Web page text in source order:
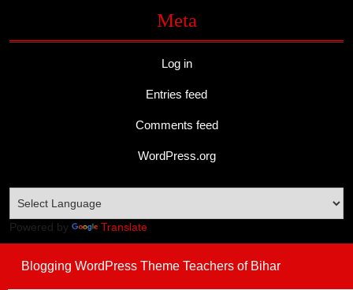
Meta
Log in
Entries feed
Comments feed
WordPress.org
Powered by Translate
Blogging WordPress Theme Teachers of Bihar